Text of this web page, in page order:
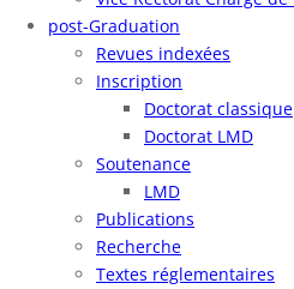
post-Graduation
Revues indexées
Inscription
Doctorat classique
Doctorat LMD
Soutenance
LMD
Publications
Recherche
Textes réglementaires